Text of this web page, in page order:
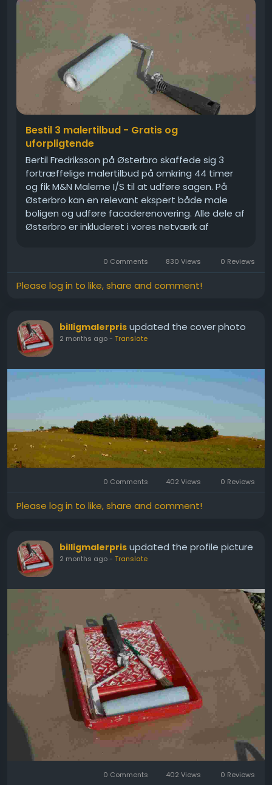
Bestil 3 malertilbud - Gratis og
uforpligtende
Bertil Fredriksson på Østerbro skaffede sig 3
fortræffelige malertilbud på omkring 44 timer
og fik M&N Malerne I/S til at udføre sagen. På
Østerbro kan en relevant ekspert både male
boligen og udføre facaderenovering. Alle dele af
Østerbro er inkluderet i vores netværk af
0 Comments 830 Views 0 Reviews
Please log in to like, share and comment!
billigmalerpris updated the cover photo
2 months ago- Translate
0 Comments 402 Views 0 Reviews
Please log in to like, share and comment!
billigmalerpris updated the profile picture
2 months ago- Translate
0 Comments 402 Views 0 Reviews